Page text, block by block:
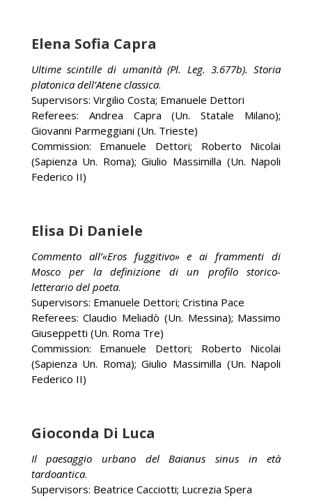
Elena Sofia Capra
Ultime scintille di umanità (Pl. Leg. 3.677b). Storia
platonica dell’Atene classica.
Supervisors: Virgilio Costa; Emanuele Dettori
Referees: Andrea Capra (Un. Statale Milano);
Giovanni Parmeggiani (Un. Trieste)
Commission: Emanuele Dettori; Roberto Nicolai
(Sapienza Un. Roma); Giulio Massimilla (Un. Napoli
Federico II)
Elisa Di Daniele
Commento all’«Eros fuggitivo» e ai frammenti di
Mosco per la definizione di un profilo storico-
letterario del poeta.
Supervisors: Emanuele Dettori; Cristina Pace
Referees: Claudio Meliadò (Un. Messina); Massimo
Giuseppetti (Un. Roma Tre)
Commission: Emanuele Dettori; Roberto Nicolai
(Sapienza Un. Roma); Giulio Massimilla (Un. Napoli
Federico II)
Gioconda Di Luca
Il paesaggio urbano del Baianus sinus in età
tardoantica.
Supervisors: Beatrice Cacciotti; Lucrezia Spera